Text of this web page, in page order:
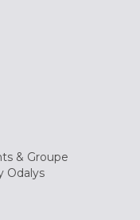
& Groupe
Odalys